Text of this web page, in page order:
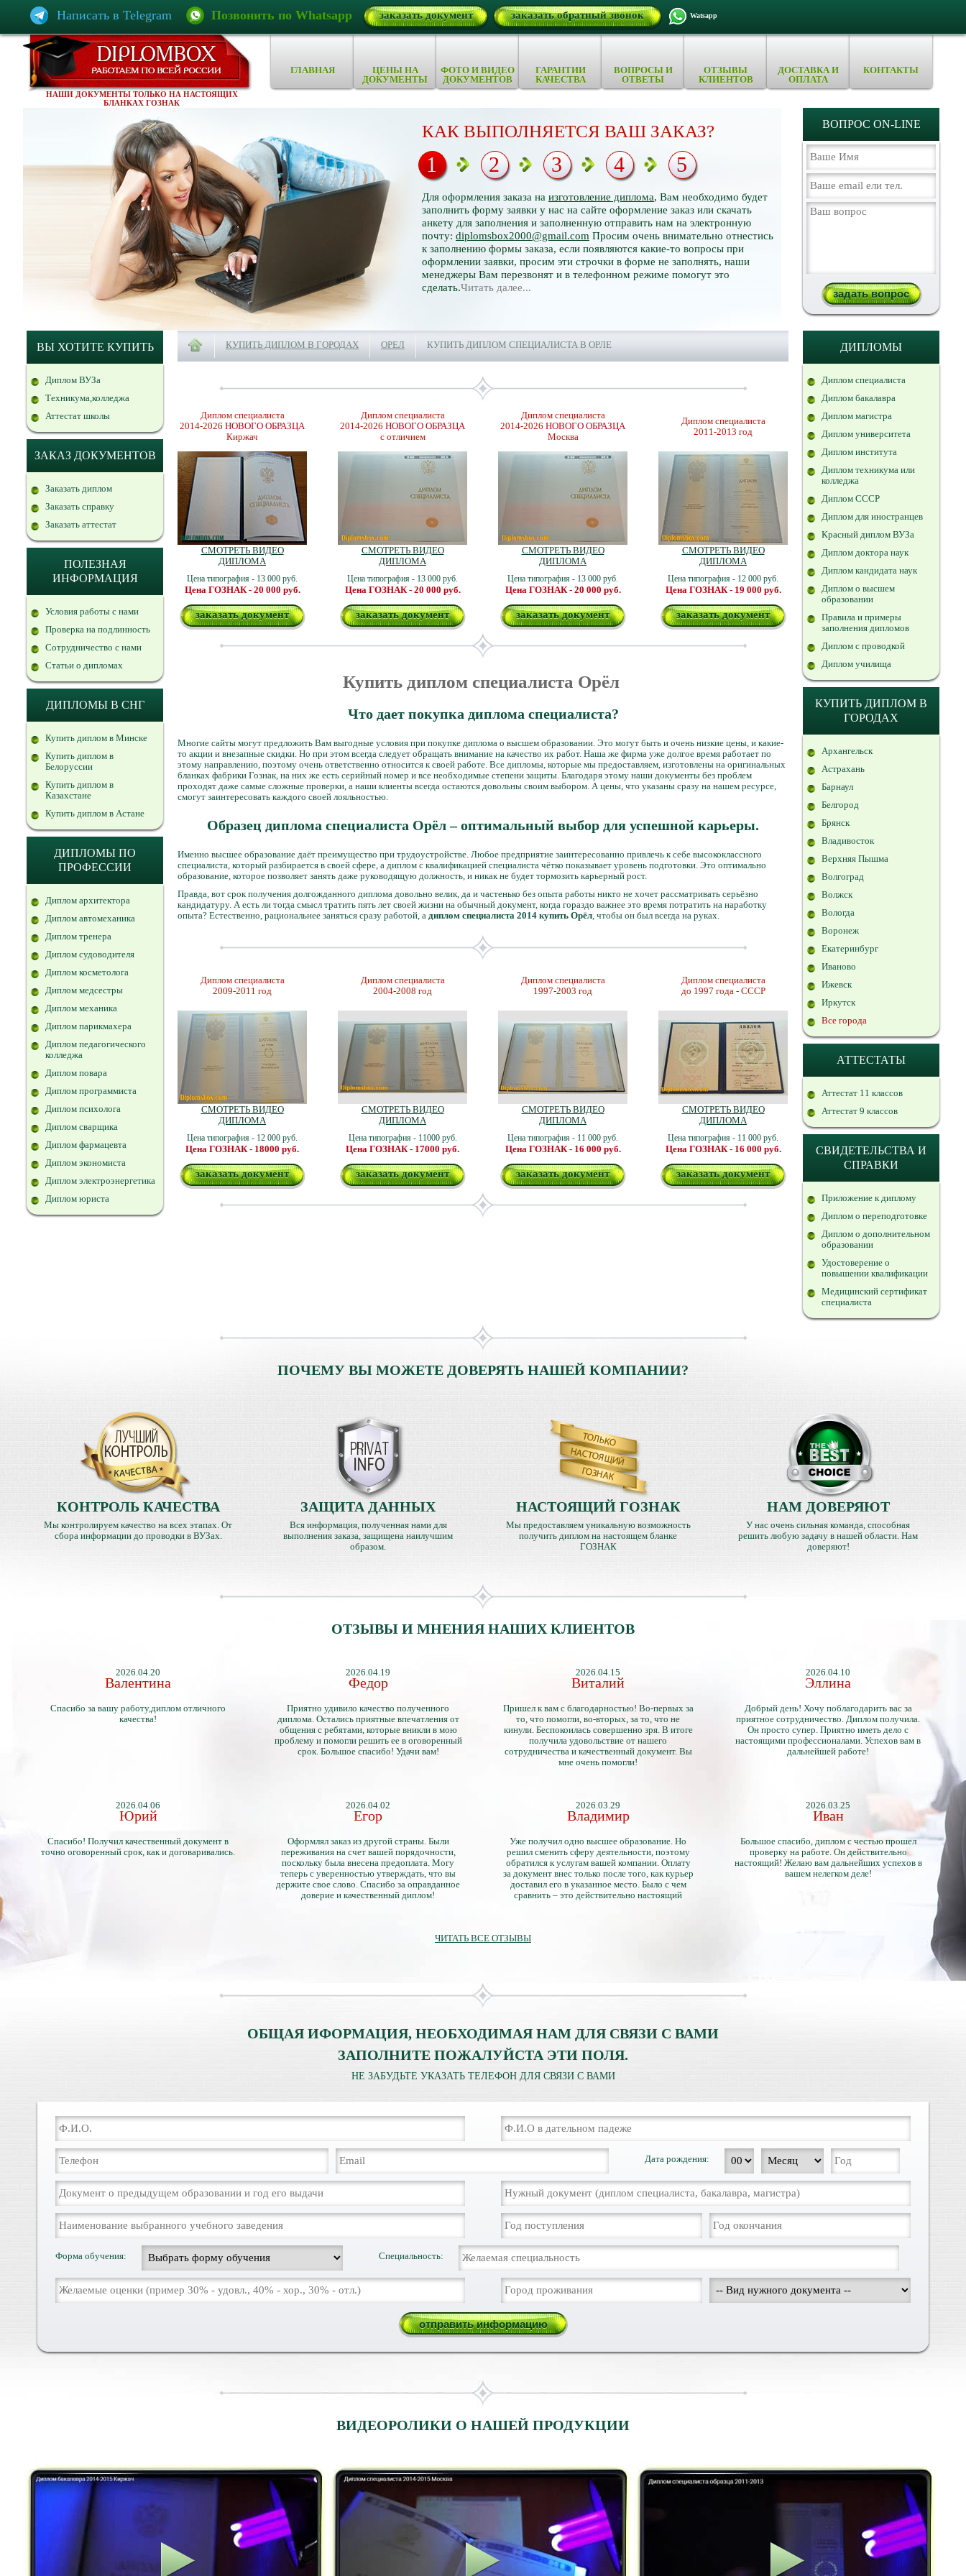
Написать в Telegram Позвонить по Whatsapp заказать документ заказать обратный звонок Watsapp
НАШИ ДОКУМЕНТЫ ТОЛЬКО НА НАСТОЯЩИХ
БЛАНКАХ ГОЗНАК
ГЛАВНАЯ
ЦЕНЫ НА
ДОКУМЕНТЫ
ФОТО И ВИДЕО
ДОКУМЕНТОВ
ГАРАНТИИ
КАЧЕСТВА
ВОПРОСЫ И
ОТВЕТЫ
ОТЗЫВЫ
КЛИЕНТОВ
ДОСТАВКА И
ОПЛАТА
КОНТАКТЫ
КАК ВЫПОЛНЯЕТСЯ ВАШ ЗАКАЗ?
Для оформления заказа на изготовление диплома, Вам необходимо будет
заполнить форму заявки у нас на сайте оформление заказ или скачать
анкету для заполнения и заполненную отправить нам на электронную
почту: diplomsbox2000@gmail.com Просим очень внимательно отнестись
к заполнению формы заказа, если появляются какие-то вопросы при
оформлении заявки, просим эти строчки в форме не заполнять, наши
менеджеры Вам перезвонят и в телефонном режиме помогут это
сделать.Читать далее...
1 2 3 4 5
ВОПРОС ON-LINE
ВЫ ХОТИТЕ КУПИТЬ
Диплом ВУЗа
Техникума,колледжа
Аттестат школы
ЗАКАЗ ДОКУМЕНТОВ
Заказать диплом
Заказать справку
Заказать аттестат
ПОЛЕЗНАЯ
ИНФОРМАЦИЯ
Условия работы с нами
Проверка на подлинность
Сотрудничество с нами
Статьи о дипломах
ДИПЛОМЫ В СНГ
Купить диплом в Минске
Купить диплом в
Белоруссии
Купить диплом в
Казахстане
Купить диплом в Астане
ДИПЛОМЫ ПО
ПРОФЕССИИ
Диплом архитектора
Диплом автомеханика
Диплом тренера
Диплом судоводителя
Диплом косметолога
Диплом медсестры
Диплом механика
Диплом парикмахера
Диплом педагогического
колледжа
Диплом повара
Диплом программиста
Диплом психолога
Диплом сварщика
Диплом фармацевта
Диплом экономиста
Диплом электроэнергетика
Диплом юриста
КУПИТЬ ДИПЛОМ В ГОРОДАХ ОРЕЛ КУПИТЬ ДИПЛОМ СПЕЦИАЛИСТА В ОРЛЕ
Диплом специалиста
2014-2026 НОВОГО ОБРАЗЦА
Киржач
СМОТРЕТЬ ВИДЕО
ДИПЛОМА
Цена типография - 13 000 руб.
Цена ГОЗНАК - 20 000 руб.
заказать документ
Диплом специалиста
2014-2026 НОВОГО ОБРАЗЦА
с отличием
СМОТРЕТЬ ВИДЕО
ДИПЛОМА
Цена типография - 13 000 руб.
Цена ГОЗНАК - 20 000 руб.
заказать документ
Диплом специалиста
2014-2026 НОВОГО ОБРАЗЦА
Москва
СМОТРЕТЬ ВИДЕО
ДИПЛОМА
Цена типография - 13 000 руб.
Цена ГОЗНАК - 20 000 руб.
заказать документ
Диплом специалиста
2011-2013 год
СМОТРЕТЬ ВИДЕО
ДИПЛОМА
Цена типография - 12 000 руб.
Цена ГОЗНАК - 19 000 руб.
заказать документ
Купить диплом специалиста Орёл
Что дает покупка диплома специалиста?
Многие сайты могут предложить Вам выгодные условия при покупке диплома о высшем образовании. Это могут быть и очень низкие цены, и какие-
то акции и внезапные скидки. Но при этом всегда следует обращать внимание на качество их работ. Наша же фирма уже долгое время работает по
этому направлению, поэтому очень ответственно относится к своей работе. Все дипломы, которые мы предоставляем, изготовлены на оригинальных
бланках фабрики Гознак, на них же есть серийный номер и все необходимые степени защиты. Благодаря этому наши документы без проблем
проходят даже самые сложные проверки, а наши клиенты всегда остаются довольны своим выбором. А цены, что указаны сразу на нашем ресурсе,
смогут заинтересовать каждого своей лояльностью.
Образец диплома специалиста Орёл – оптимальный выбор для успешной карьеры.
Именно высшее образование даёт преимущество при трудоустройстве. Любое предприятие заинтересованно привлечь к себе высококлассного
специалиста, который разбирается в своей сфере, а диплом с квалификацией специалиста чётко показывает уровень подготовки. Это оптимально
образование, которое позволяет занять даже руководящую должность, и никак не будет тормозить карьерный рост.
Правда, вот срок получения долгожданного диплома довольно велик, да и частенько без опыта работы никто не хочет рассматривать серьёзно
кандидатуру. А есть ли тогда смысл тратить пять лет своей жизни на обычный документ, когда гораздо важнее это время потратить на наработку
опыта? Естественно, рациональнее заняться сразу работой, а диплом специалиста 2014 купить Орёл, чтобы он был всегда на руках.
Диплом специалиста
2009-2011 год
СМОТРЕТЬ ВИДЕО
ДИПЛОМА
Цена типография - 12 000 руб.
Цена ГОЗНАК - 18000 руб.
заказать документ
Диплом специалиста
2004-2008 год
СМОТРЕТЬ ВИДЕО
ДИПЛОМА
Цена типография - 11000 руб.
Цена ГОЗНАК - 17000 руб.
заказать документ
Диплом специалиста
1997-2003 год
СМОТРЕТЬ ВИДЕО
ДИПЛОМА
Цена типография - 11 000 руб.
Цена ГОЗНАК - 16 000 руб.
заказать документ
Диплом специалиста
до 1997 года - СССР
СМОТРЕТЬ ВИДЕО
ДИПЛОМА
Цена типография - 11 000 руб.
Цена ГОЗНАК - 16 000 руб.
заказать документ
ДИПЛОМЫ
Диплом специалиста
Диплом бакалавра
Диплом магистра
Диплом университета
Диплом института
Диплом техникума или
колледжа
Диплом СССР
Диплом для иностранцев
Красный диплом ВУЗа
Диплом доктора наук
Диплом кандидата наук
Диплом о высшем
образовании
Правила и примеры
заполнения дипломов
Диплом с проводкой
Диплом училища
КУПИТЬ ДИПЛОМ В
ГОРОДАХ
Архангельск
Астрахань
Барнаул
Белгород
Брянск
Владивосток
Верхняя Пышма
Волгоград
Волжск
Вологда
Воронеж
Екатеринбург
Иваново
Ижевск
Иркутск
Все города
АТТЕСТАТЫ
Аттестат 11 классов
Аттестат 9 классов
СВИДЕТЕЛЬСТВА И
СПРАВКИ
Приложение к диплому
Диплом о переподготовке
Диплом о дополнительном
образовании
Удостоверение о
повышении квалификации
Медицинский сертификат
специалиста
ПОЧЕМУ ВЫ МОЖЕТЕ ДОВЕРЯТЬ НАШЕЙ КОМПАНИИ?
КОНТРОЛЬ КАЧЕСТВА
Мы контролируем качество на всех этапах. От
сбора информации до проводки в ВУЗах.
ЗАЩИТА ДАННЫХ
Вся информация, полученная нами для
выполнения заказа, защищена наилучшим
образом.
НАСТОЯЩИЙ ГОЗНАК
Мы предоставляем уникальную возможность
получить диплом на настоящем бланке
ГОЗНАК
НАМ ДОВЕРЯЮТ
У нас очень сильная команда, способная
решить любую задачу в нашей области. Нам
доверяют!
ОТЗЫВЫ И МНЕНИЯ НАШИХ КЛИЕНТОВ
2026.04.20
Валентина
Спасибо за вашу работу,диплом отличного
качества!
2026.04.19
Федор
Приятно удивило качество полученного
диплома. Остались приятные впечатления от
общения с ребятами, которые вникли в мою
проблему и помогли решить ее в оговоренный
срок. Большое спасибо! Удачи вам!
2026.04.15
Виталий
Пришел к вам с благодарностью! Во-первых за
то, что помогли, во-вторых, за то, что не
кинули. Беспокоилась совершенно зря. В итоге
получила удовольствие от нашего
сотрудничества и качественный документ. Вы
мне очень помогли!
2026.04.10
Эллина
Добрый день! Хочу поблагодарить вас за
приятное сотрудничество. Диплом получила.
Он просто супер. Приятно иметь дело с
настоящими профессионалами. Успехов вам в
дальнейшей работе!
2026.04.06
Юрий
Спасибо! Получил качественный документ в
точно оговоренный срок, как и договаривались.
2026.04.02
Егор
Оформлял заказ из другой страны. Были
переживания на счет вашей порядочности,
поскольку была внесена предоплата. Могу
теперь с уверенностью утверждать, что вы
держите свое слово. Спасибо за оправданное
доверие и качественный диплом!
2026.03.29
Владимир
Уже получил одно высшее образование. Но
решил сменить сферу деятельности, поэтому
обратился к услугам вашей компании. Оплату
за документ внес только после того, как курьер
доставил его в указанное место. Было с чем
сравнить – это действительно настоящий
2026.03.25
Иван
Большое спасибо, диплом с честью прошел
проверку на работе. Он действительно
настоящий! Желаю вам дальнейших успехов в
вашем нелегком деле!
ЧИТАТЬ ВСЕ ОТЗЫВЫ
ОБЩАЯ ИФОРМАЦИЯ, НЕОБХОДИМАЯ НАМ ДЛЯ СВЯЗИ С ВАМИ
ЗАПОЛНИТЕ ПОЖАЛУЙСТА ЭТИ ПОЛЯ.
НЕ ЗАБУДЬТЕ УКАЗАТЬ ТЕЛЕФОН ДЛЯ СВЯЗИ С ВАМИ
Дата рождения:
Форма обучения: Специальность:
ВИДЕОРОЛИКИ О НАШЕЙ ПРОДУКЦИИ